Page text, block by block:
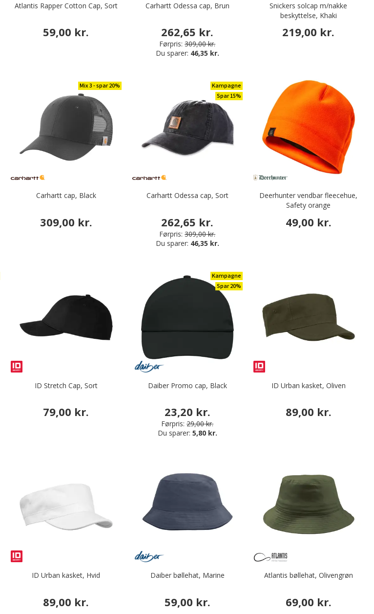
Atlantis Rapper Cotton Cap, Sort
59,00 kr.
Carhartt Odessa cap, Brun
262,65 kr.
Førpris: 309,00 kr.
Du sparer: 46,35 kr.
Snickers solcap m/nakke
beskyttelse, Khaki
219,00 kr.
Mix 3 - spar 20%
Carhartt cap, Black
309,00 kr.
Kampagne
Spar 15%
Carhartt Odessa cap, Sort
262,65 kr.
Førpris: 309,00 kr.
Du sparer: 46,35 kr.
Deerhunter vendbar fleecehue,
Safety orange
49,00 kr.
ID Stretch Cap, Sort
79,00 kr.
Kampagne
Spar 20%
Daiber Promo cap, Black
23,20 kr.
Førpris: 29,00 kr.
Du sparer: 5,80 kr.
ID Urban kasket, Oliven
89,00 kr.
ID Urban kasket, Hvid
89,00 kr.
Daiber bøllehat, Marine
59,00 kr.
Atlantis bøllehat, Olivengrøn
69,00 kr.